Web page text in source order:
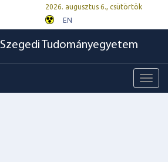
2026. augusztus 6., csütörtök
EN
Szegedi Tudományegyetem